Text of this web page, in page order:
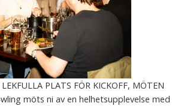
PLATS FÖR KICKOFF, MÖTEN
möts ni av en helhetsupplevelse med